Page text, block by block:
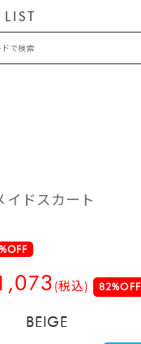
イドスカート
(税込) 82%OFF
BEIGE